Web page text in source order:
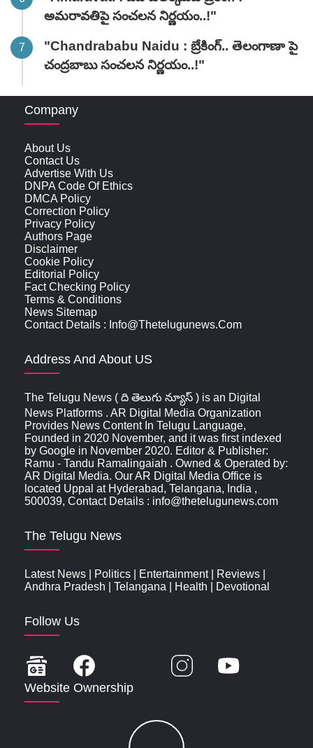
అమరావతిపై సంచలన నిర్ణయం..!"
"Chandrababu Naidu : బ్రేకింగ్.. తెలంగాణా పై
చంద్రబాబు సంచలన నిర్ణయం..!"
Company
About Us
Contact Us
Advertise With Us
DNPA Code Of Ethics
DMCA Policy
Correction Policy
Privacy Policy
Authors Page
Disclaimer
Cookie Policy
Editorial Policy
Fact Checking Policy
Terms & Conditions
News Sitemap
Contact Details : Info@thetelugunews.com
Address And About US
The Telugu News ( ది తెలుగు న్యూస్‌ ) is an Digital
News Platforms . AR Digital Media Organization
Provides News Content In Telugu Language,
Founded in 2020 November, and it was first indexed
by Google in November 2020. Editor & Publisher:
Ramu - Tandu Ramalingaiah . Owned & Operated by:
AR Digital Media. Our AR Digital Media Office is
located Uppal at Hyderabad, Telangana, India ,
500039, Contact Details : info@thetelugunews.com
The Telugu News
Latest News Politics Entertainment| Reviews
Andhra Pradesh
Telangana Health Devotional
Follow Us
Website Ownership